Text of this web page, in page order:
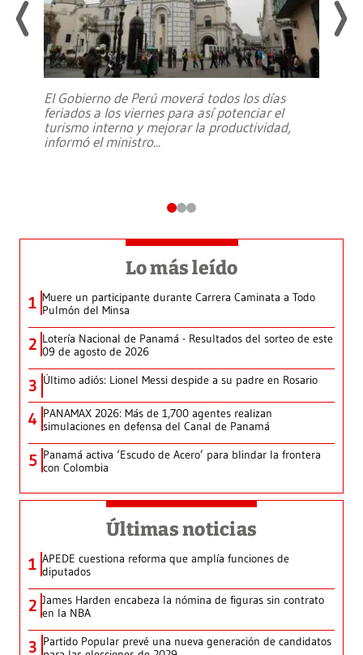
El Gobierno de Perú moverá todos los días
feriados a los viernes para así potenciar el
turismo interno y mejorar la productividad,
informó el ministro...
Lo más leído
1 Muere un participante durante Carrera Caminata a Todo
Pulmón del Minsa
2 Lotería Nacional de Panamá - Resultados del sorteo de este
09 de agosto de 2026
3 Último adiós: Lionel Messi despide a su padre en Rosario
4 PANAMAX 2026: Más de 1,700 agentes realizan
simulaciones en defensa del Canal de Panamá
5 Panamá activa ‘Escudo de Acero’ para blindar la frontera
con Colombia
Últimas noticias
1 APEDE cuestiona reforma que amplía funciones de
diputados
2 James Harden encabeza la nómina de figuras sin contrato
en la NBA
3 Partido Popular prevé una nueva generación de candidatos